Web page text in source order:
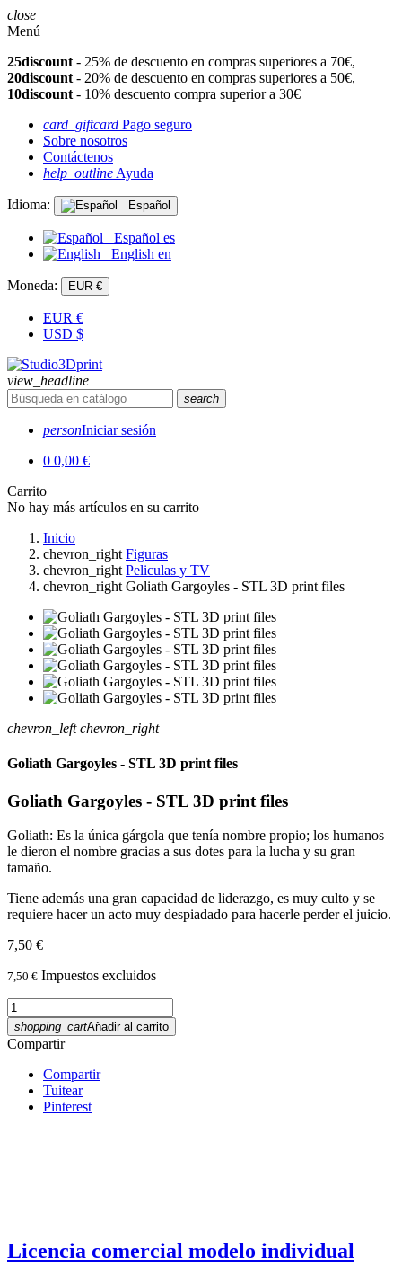
close
Menú
25discount - 25% de descuento en compras superiores a 70€,
20discount - 20% de descuento en compras superiores a 50€,
10discount - 10% descuento compra superior a 30€
card_giftcard Pago seguro
Sobre nosotros
Contáctenos
help_outline Ayuda
Idioma: Español
Español es
English en
Moneda: EUR €
EUR €
USD $
view_headline
search
personIniciar sesión
0 0,00 €
Carrito
No hay más artículos en su carrito
Inicio
chevron_right Figuras
chevron_right Peliculas y TV
chevron_right Goliath Gargoyles - STL 3D print files
chevron_left chevron_right
Goliath Gargoyles - STL 3D print files
Goliath Gargoyles - STL 3D print files
Goliath: Es la única gárgola que tenía nombre propio; los humanos
le dieron el nombre gracias a sus dotes para la lucha y su gran
tamaño.
Tiene además una gran capacidad de liderazgo, es muy culto y se
requiere hacer un acto muy despiadado para hacerle perder el juicio.
7,50 €
7,50 € Impuestos excluidos
shopping_cartAñadir al carrito
Compartir
Compartir
Tuitear
Pinterest
Licencia comercial modelo individual